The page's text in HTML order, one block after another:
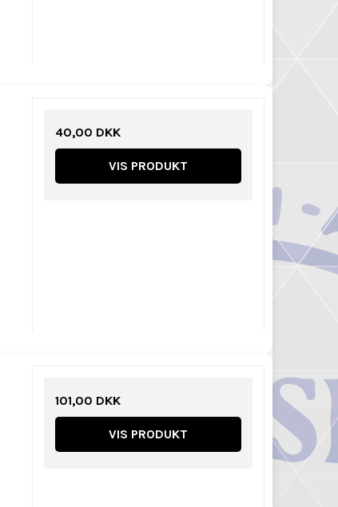
40,00 DKK
VIS PRODUKT
101,00 DKK
VIS PRODUKT